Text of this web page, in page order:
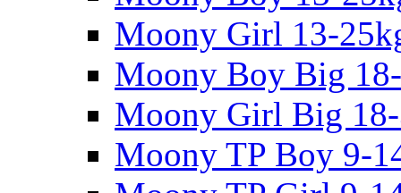
Moony Girl 13-
Moony Boy Big
Moony Girl Big
Moony TP Boy 9-